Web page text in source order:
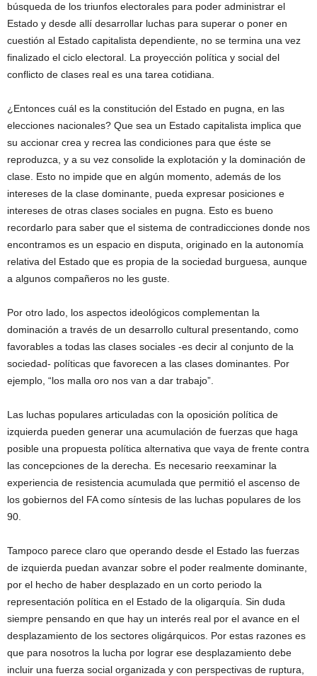
búsqueda de los triunfos electorales para poder administrar el
Estado y desde allí desarrollar luchas para superar o poner en
cuestión al Estado capitalista dependiente, no se termina una vez
finalizado el ciclo electoral. La proyección política y social del
conflicto de clases real es una tarea cotidiana.
¿Entonces cuál es la constitución del Estado en pugna, en las
elecciones nacionales? Que sea un Estado capitalista implica que
su accionar crea y recrea las condiciones para que éste se
reproduzca, y a su vez consolide la explotación y la dominación de
clase. Esto no impide que en algún momento, además de los
intereses de la clase dominante, pueda expresar posiciones e
intereses de otras clases sociales en pugna. Esto es bueno
recordarlo para saber que el sistema de contradicciones donde nos
encontramos es un espacio en disputa, originado en la autonomía
relativa del Estado que es propia de la sociedad burguesa, aunque
a algunos compañeros no les guste.
Por otro lado, los aspectos ideológicos complementan la
dominación a través de un desarrollo cultural presentando, como
favorables a todas las clases sociales -es decir al conjunto de la
sociedad- políticas que favorecen a las clases dominantes. Por
ejemplo, “los malla oro nos van a dar trabajo”.
Las luchas populares articuladas con la oposición política de
izquierda pueden generar una acumulación de fuerzas que haga
posible una propuesta política alternativa que vaya de frente contra
las concepciones de la derecha. Es necesario reexaminar la
experiencia de resistencia acumulada que permitió el ascenso de
los gobiernos del FA como síntesis de las luchas populares de los
90.
Tampoco parece claro que operando desde el Estado las fuerzas
de izquierda puedan avanzar sobre el poder realmente dominante,
por el hecho de haber desplazado en un corto periodo la
representación política en el Estado de la oligarquía. Sin duda
siempre pensando en que hay un interés real por el avance en el
desplazamiento de los sectores oligárquicos. Por estas razones es
que para nosotros la lucha por lograr ese desplazamiento debe
incluir una fuerza social organizada y con perspectivas de ruptura,